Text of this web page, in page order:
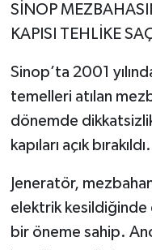
SİNOP
KAPISI TEHLİKE
Sinop’ta 2001
temelleri atılan
dönemde
kapıları açık bırakıldı.
Jeneratör,
elektrik kesildiğinde
bir öneme sahip.